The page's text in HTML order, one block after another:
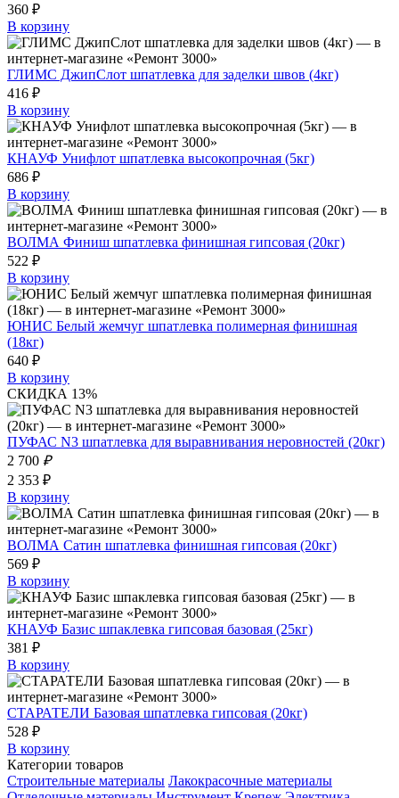
360 ₽
В корзину
ГЛИМС ДжипСлот шпатлевка для заделки швов (4кг)
416 ₽
В корзину
КНАУФ Унифлот шпатлевка высокопрочная (5кг)
686 ₽
В корзину
ВОЛМА Финиш шпатлевка финишная гипсовая (20кг)
522 ₽
В корзину
ЮНИС Белый жемчуг шпатлевка полимерная финишная
(18кг)
640 ₽
В корзину
СКИДКА 13%
ПУФАС N3 шпатлевка для выравнивания неровностей (20кг)
2 700 ₽
2 353 ₽
В корзину
ВОЛМА Сатин шпатлевка финишная гипсовая (20кг)
569 ₽
В корзину
КНАУФ Базис шпаклевка гипсовая базовая (25кг)
381 ₽
В корзину
СТАРАТЕЛИ Базовая шпатлевка гипсовая (20кг)
528 ₽
В корзину
Категории товаров
Строительные материалы Лакокрасочные материалы